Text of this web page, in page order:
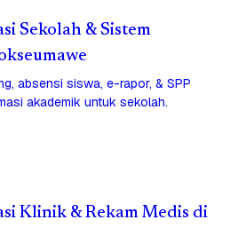
Sekolah & Sistem
absensi siswa, e-rapor, & SPP
akademik untuk sekolah.
Klinik & Rekam Medis di